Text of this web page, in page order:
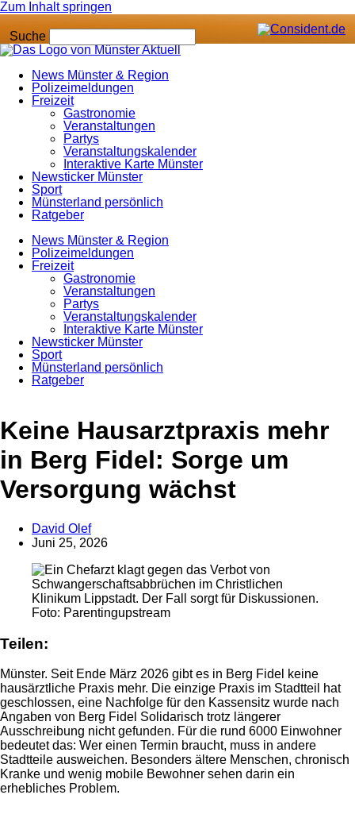
Zum Inhalt springen
Suche
News Münster & Region
Polizeimeldungen
Freizeit
Gastronomie
Veranstaltungen
Partys
Veranstaltungskalender
Interaktive Karte Münster
Newsticker Münster
Sport
Münsterland persönlich
Ratgeber
News Münster & Region
Polizeimeldungen
Freizeit
Gastronomie
Veranstaltungen
Partys
Veranstaltungskalender
Interaktive Karte Münster
Newsticker Münster
Sport
Münsterland persönlich
Ratgeber
Keine Hausarztpraxis mehr
in Berg Fidel: Sorge um
Versorgung wächst
David Olef
Juni 25, 2026
Foto: Parentingupstream
Teilen:
Münster. Seit Ende März 2026 gibt es in Berg Fidel keine
hausärztliche Praxis mehr. Die einzige Praxis im Stadtteil hat
geschlossen, eine Nachfolge für den Kassensitz wurde nach
Angaben von Berg Fidel Solidarisch trotz längerer
Ausschreibung nicht gefunden. Für die rund 6000 Einwohner
bedeutet das: Wer einen Termin braucht, muss in andere
Stadtteile ausweichen. Besonders ältere Menschen, chronisch
Kranke und wenig mobile Bewohner sehen darin ein
erhebliches Problem.